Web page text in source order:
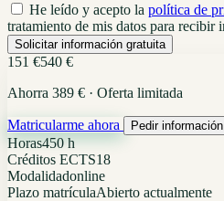
He leído y acepto la política de
tratamiento de mis datos para recibir
Solicitar información gratuita
151 €540 €
Ahorra 389 € · Oferta limitada
Matricularme ahora Pedir
Horas450 h
Créditos ECTS18
Modalidadonline
Plazo matrículaAbierto actualmente